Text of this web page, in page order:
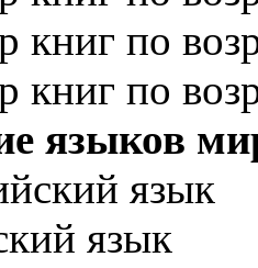
по
по
языков
язык
язык